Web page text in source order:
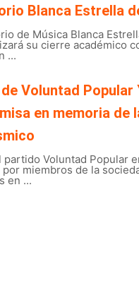
Blanca Estrella
de Música Blanca
su cierre académico
...
Voluntad Popular
en memoria de
Voluntad Popular
por miembros de la
en ...